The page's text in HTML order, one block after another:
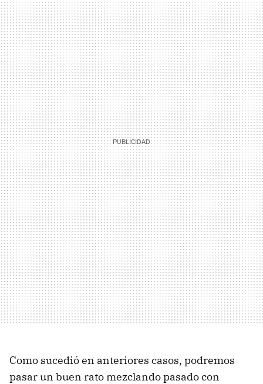
Como sucedió en anteriores casos, podremos
pasar un buen rato mezclando pasado con